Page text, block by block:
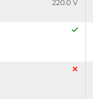
220.0 V